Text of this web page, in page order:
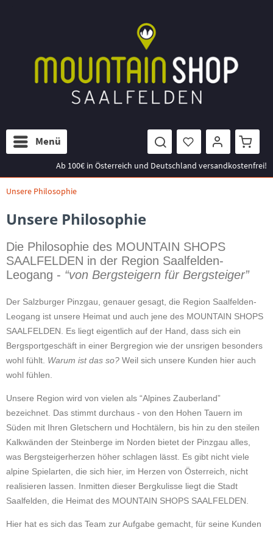
Menü
Ab 100€ in Österreich und Deutschland versandkostenfrei!
Unsere Philosophie
Unsere Philosophie
Die Philosophie des MOUNTAIN SHOPS
SAALFELDEN in der Region Saalfelden-
Leogang - “von Bergsteigern für Bergsteiger”
Der Salzburger Pinzgau, genauer gesagt, die Region Saalfelden-
Leogang ist unsere Heimat und auch jene des MOUNTAIN SHOPS
SAALFELDEN. Es liegt eigentlich auf der Hand, dass sich ein
Bergsportgeschäft in einer Bergregion wie der unsrigen besonders
wohl fühlt. Warum ist das so? Weil sich unsere Kunden hier auch
wohl fühlen.
Unsere Region wird von vielen als “Alpines Zauberland”
bezeichnet. Das stimmt durchaus - von den Hohen Tauern im
Süden mit Ihren Gletschern und Hochtälern, bis hin zu den steilen
Kalkwänden der Steinberge im Norden bietet der Pinzgau alles,
was Bergsteigerherzen höher schlagen lässt. Es gibt nicht viele
alpine Spielarten, die sich hier, im Herzen von Österreich, nicht
realisieren lassen. Inmitten dieser Bergkulisse liegt die Stadt
Saalfelden, die Heimat des MOUNTAIN SHOPS SAALFELDEN.
Hier hat es sich das Team zur Aufgabe gemacht, für seine Kunden